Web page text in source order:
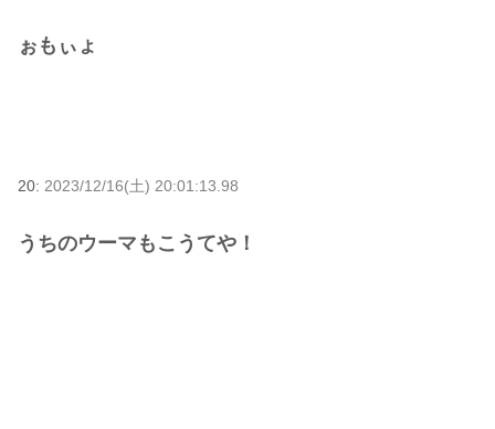
ぉもぃょ
20: 2023/12/16(土) 20:01:13.98
うちのウーマもこうてや！